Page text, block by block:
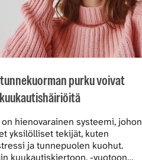
purku voivat
hienovarainen systeemi, johon
yksilölliset tekijät, kuten
ja tunnepuolen kuohut.
kuukautiskiertoon, -vuotoon…